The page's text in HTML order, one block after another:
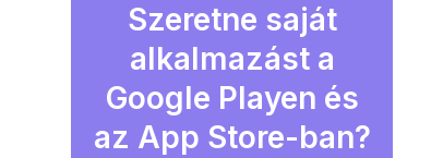
Szeretne saját
alkalmazást a
Google Playen és
az App Store-ban?